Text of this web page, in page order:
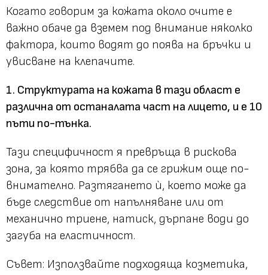
Когато говорим за кожата около очите е
важно обаче да вземем под внимание няколко
фактора, които водят до поява на бръчки и
увисване на клепачите.
1. Структурата на кожата в тази област е
различна от останалата част на лицето, и е 10
пъти по-тънка.
Тази специфичност я превръща в рискова
зона, за която трябва да се грижим още по-
внимателно. Разтягането ѝ, което може да
бъде следствие от напълняване или от
механично триене, натиск, дърпане води до
загуба на еластичност.
Съвет: Използвайте подходяща козметика,